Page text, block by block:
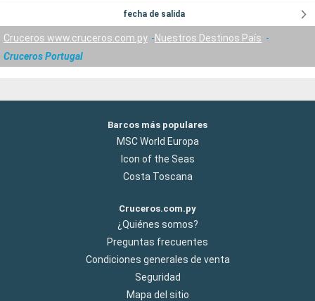
fecha de salida
Cruceros www.cruceros.com.py
Nuestros Destinos País
Cruceros Portugal
Barcos más populares
MSC World Europa
Icon of the Seas
Costa Toscana
Cruceros.com.py
¿Quiénes somos?
Preguntas frecuentes
Condiciones generales de venta
Seguridad
Mapa del sitio